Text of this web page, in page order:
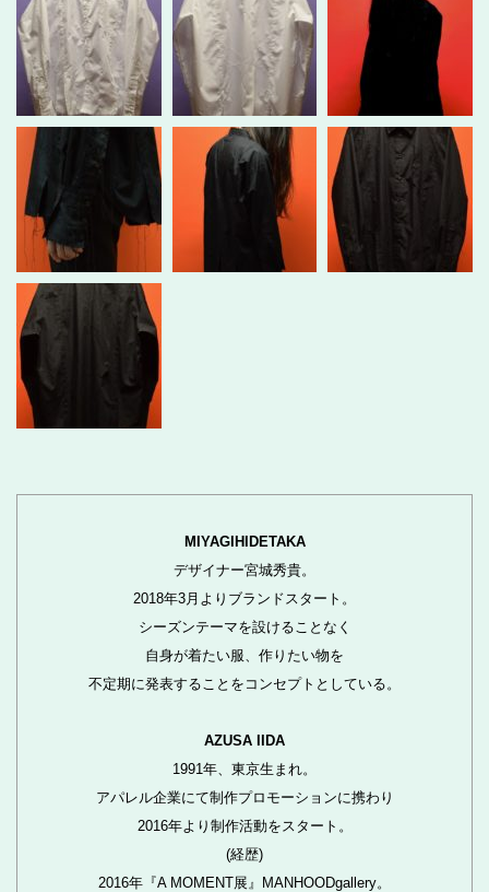
MIYAGIHIDETAKA
デザイナー宮城秀貴。
2018年3月よりブランドスタート。
シーズンテーマを設けることなく
自身が着たい服、作りたい物を
不定期に発表することをコンセプトとしている。
AZUSA IIDA
1991年、東京生まれ。
アパレル企業にて制作プロモーションに携わり
2016年より制作活動をスタート。
(経歴)
2016年『A MOMENT展』MANHOODgallery。